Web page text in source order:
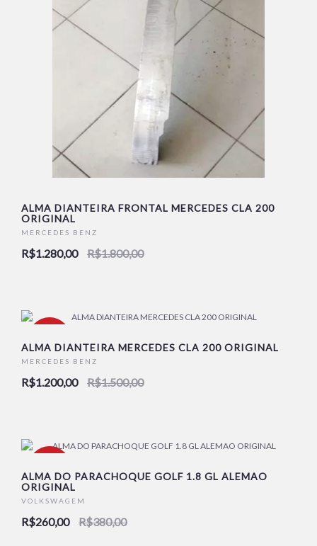
ALMA DIANTEIRA FRONTAL MERCEDES CLA 200
ORIGINAL
MERCEDES BENZ
R$1.280,00 R$1.800,00
NOVO
ALMA DIANTEIRA MERCEDES CLA 200 ORIGINAL
MERCEDES BENZ
R$1.200,00 R$1.500,00
ALMA DO PARACHOQUE GOLF 1.8 GL ALEMAO
ORIGINAL
VOLKSWAGEM
R$260,00 R$380,00